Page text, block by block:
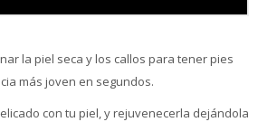
la piel seca y los callos para tener pies
más joven en segundos.
con tu piel, y rejuvenecerla dejándola